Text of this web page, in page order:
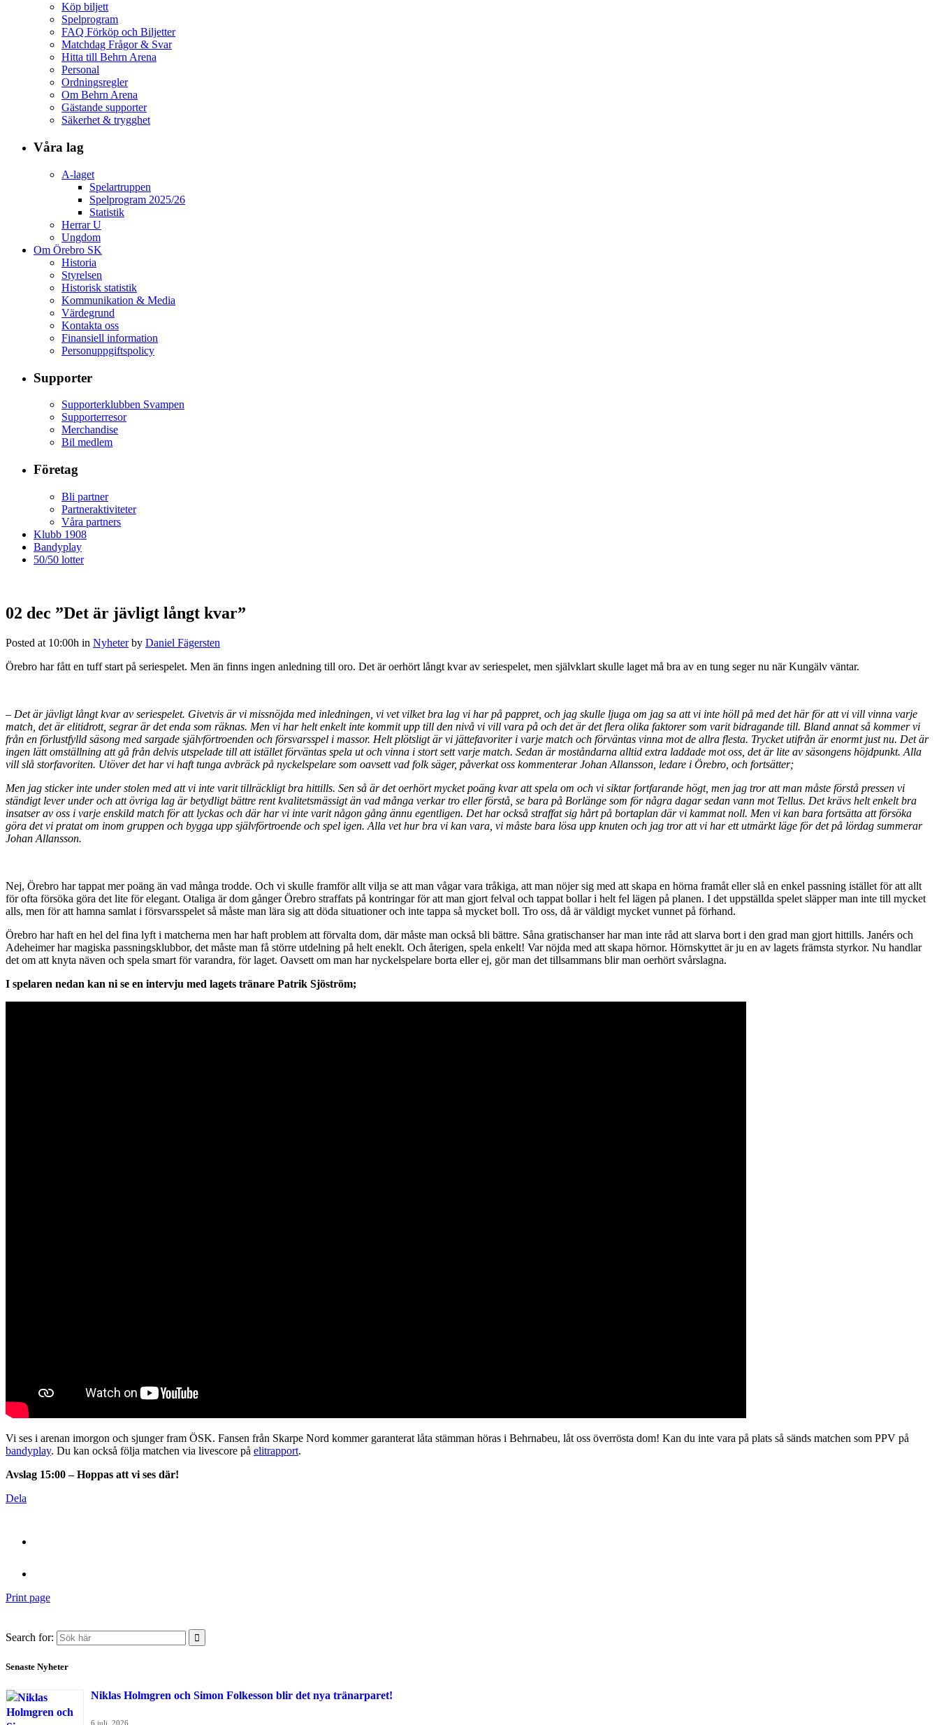
Köp biljett
Spelprogram
FAQ Förköp och Biljetter
Matchdag Frågor & Svar
Hitta till Behrn Arena
Personal
Ordningsregler
Om Behrn Arena
Gästande supporter
Säkerhet & trygghet
Våra lag
A-laget
Spelartruppen
Spelprogram 2025/26
Statistik
Herrar U
Ungdom
Om Örebro SK
Historia
Styrelsen
Historisk statistik
Kommunikation & Media
Värdegrund
Kontakta oss
Finansiell information
Personuppgiftspolicy
Supporter
Supporterklubben Svampen
Supporterresor
Merchandise
Bil medlem
Företag
Bli partner
Partneraktiviteter
Våra partners
Klubb 1908
Bandyplay
50/50 lotter
02 dec ”Det är jävligt långt kvar”
Posted at 10:00h in Nyheter by Daniel Fägersten
Örebro har fått en tuff start på seriespelet. Men än finns ingen anledning till oro. Det är oerhört långt kvar av seriespelet, men självklart skulle laget må bra av en tung seger nu när Kungälv väntar.
– Det är jävligt långt kvar av seriespelet. Givetvis är vi missnöjda med inledningen, vi vet vilket bra lag vi har på pappret, och jag skulle ljuga om jag sa att vi inte höll på med det här för att vi vill vinna varje
match, det är elitidrott, segrar är det enda som räknas. Men vi har helt enkelt inte kommit upp till den nivå vi vill vara på och det är det flera olika faktorer som varit bidragande till. Bland annat så kommer vi
från en förlustfylld säsong med sargade självförtroenden och försvarsspel i massor. Helt plötsligt är vi jättefavoriter i varje match och förväntas vinna mot de allra flesta. Trycket utifrån är enormt just nu. Det är
ingen lätt omställning att gå från delvis utspelade till att istället förväntas spela ut och vinna i stort sett varje match. Sedan är moståndarna alltid extra laddade mot oss, det är lite av säsongens höjdpunkt. Alla
vill slå storfavoriten. Utöver det har vi haft tunga avbräck på nyckelspelare som oavsett vad folk säger, påverkat oss kommenterar Johan Allansson, ledare i Örebro, och fortsätter;
Men jag sticker inte under stolen med att vi inte varit tillräckligt bra hittills. Sen så är det oerhört mycket poäng kvar att spela om och vi siktar fortfarande högt, men jag tror att man måste förstå pressen vi
ständigt lever under och att övriga lag är betydligt bättre rent kvalitetsmässigt än vad många verkar tro eller förstå, se bara på Borlänge som för några dagar sedan vann mot Tellus. Det krävs helt enkelt bra
insatser av oss i varje enskild match för att lyckas och där har vi inte varit någon gång ännu egentligen. Det har också straffat sig hårt på bortaplan där vi kammat noll. Men vi kan bara fortsätta att försöka
göra det vi pratat om inom gruppen och bygga upp självförtroende och spel igen. Alla vet hur bra vi kan vara, vi måste bara lösa upp knuten och jag tror att vi har ett utmärkt läge för det på lördag summerar
Johan Allansson.
Nej, Örebro har tappat mer poäng än vad många trodde. Och vi skulle framför allt vilja se att man vågar vara tråkiga, att man nöjer sig med att skapa en hörna framåt eller slå en enkel passning istället för att allt
för ofta försöka göra det lite för elegant. Otaliga är dom gånger Örebro straffats på kontringar för att man gjort felval och tappat bollar i helt fel lägen på planen. I det uppställda spelet släpper man inte till mycket
alls, men för att hamna samlat i försvarsspelet så måste man lära sig att döda situationer och inte tappa så mycket boll. Tro oss, då är väldigt mycket vunnet på förhand.
Örebro har haft en hel del fina lyft i matcherna men har haft problem att förvalta dom, där måste man också bli bättre. Såna gratischanser har man inte råd att slarva bort i den grad man gjort hittills. Janérs och
Adeheimer har magiska passningsklubbor, det måste man få större utdelning på helt eneklt. Och återigen, spela enkelt! Var nöjda med att skapa hörnor. Hörnskyttet är ju en av lagets främsta styrkor. Nu handlar
det om att knyta näven och spela smart för varandra, för laget. Oavsett om man har nyckelspelare borta eller ej, gör man det tillsammans blir man oerhört svårslagna.
I spelaren nedan kan ni se en intervju med lagets tränare Patrik Sjöström;
Vi ses i arenan imorgon och sjunger fram ÖSK. Fansen från Skarpe Nord kommer garanterat låta stämman höras i Behrnabeu, låt oss överrösta dom! Kan du inte vara på plats så sänds matchen som PPV på
bandyplay. Du kan också följa matchen via livescore på elitrapport.
Avslag 15:00 – Hoppas att vi ses där!
Dela
Print page
Search for:
Senaste Nyheter
Niklas Holmgren och Simon Folkesson blir det nya tränarparet!
6 juli, 2026